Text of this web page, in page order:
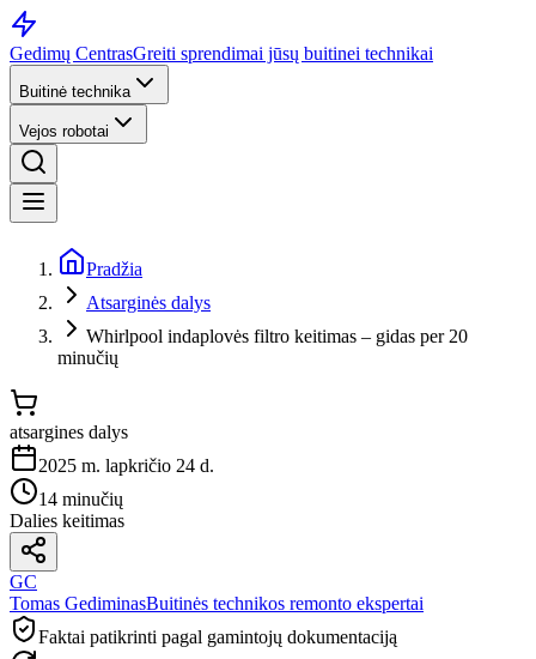
Gedimų CentrasGreiti sprendimai jūsų buitinei technikai
Buitinė technika
Vejos robotai
Pradžia
Atsarginės dalys
Whirlpool indaplovės filtro keitimas – gidas per 20
minučių
atsargines dalys
2025 m. lapkričio 24 d.
14 minučių
Dalies keitimas
GC
Tomas GediminasBuitinės technikos remonto ekspertai
Faktai patikrinti pagal gamintojų dokumentaciją